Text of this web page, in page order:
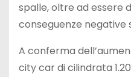
spalle, oltre ad essere
conseguenze negative
A conferma
city car di cilindrata